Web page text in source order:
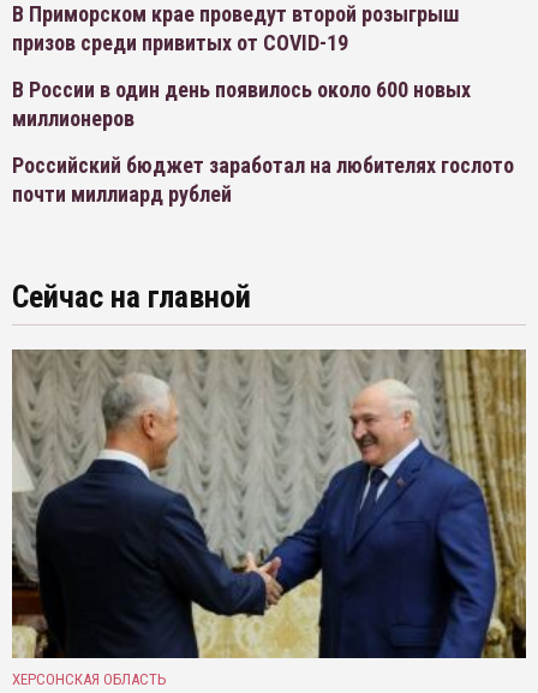
В Приморском крае проведут второй розыгрыш
призов среди привитых от COVID-19
В России в один день появилось около 600 новых
миллионеров
Российский бюджет заработал на любителях гослото
почти миллиард рублей
Сейчас на главной
ХЕРСОНСКАЯ ОБЛАСТЬ